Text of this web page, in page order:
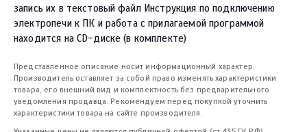
запись их в текстовый файл Инструкция по подключению
электропечи к ПК и работа с прилагаемой программой
находится на CD-диске (в комплекте)
Представленное описание носит информационный характер.
Производитель оставляет за собой право изменять характеристики
товара, его внешний вид и комплектность без предварительного
уведомления продавца. Рекомендуем перед покупкой уточнить
характеристики товара на сайте производителя.